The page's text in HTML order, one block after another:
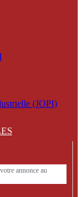
(JOPI)
annonce au